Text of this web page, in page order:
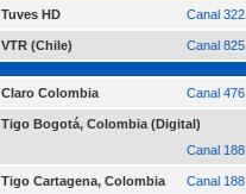
Tuves HD Canal 322
VTR (Chile) Canal 825
Claro Colombia Canal 476
Tigo Bogotá, Colombia (Digital)
Canal 188
Tigo Cartagena, Colombia Canal 188